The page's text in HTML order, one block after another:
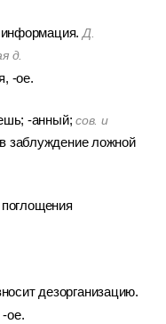
Д.
д.
-ое.
-анный;сов. и
заблуждение ложной
дезорганизацию.
-ое.